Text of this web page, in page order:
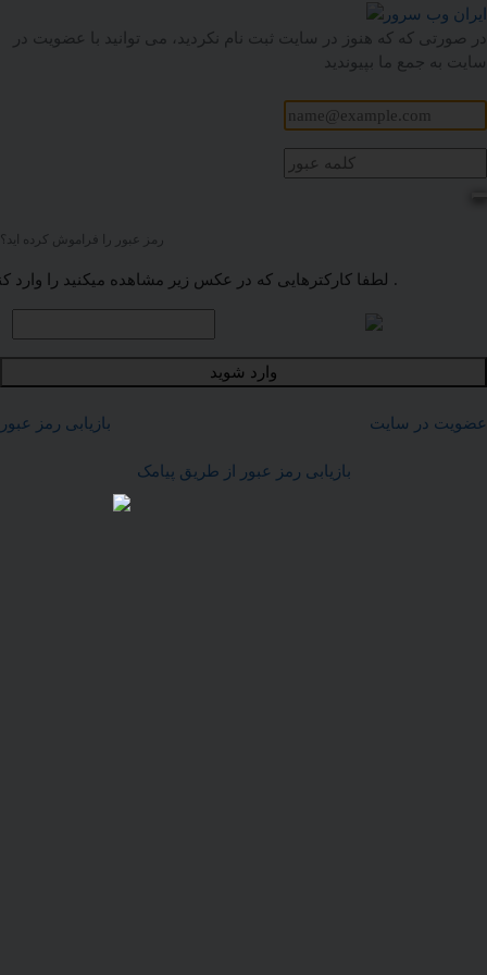
در صورتی که که هنوز در سایت ثبت نام نکردید، می توانید با عضویت در
سایت به جمع ما بپیوندید
رمز عبور را فراموش کرده اید؟
لطفا کارکترهایی که در عکس زیر مشاهده میکنید را وارد کنید .
وارد شوید
عضویت در سایت بازیابی رمز عبور
بازیابی رمز عبور از طریق پیامک